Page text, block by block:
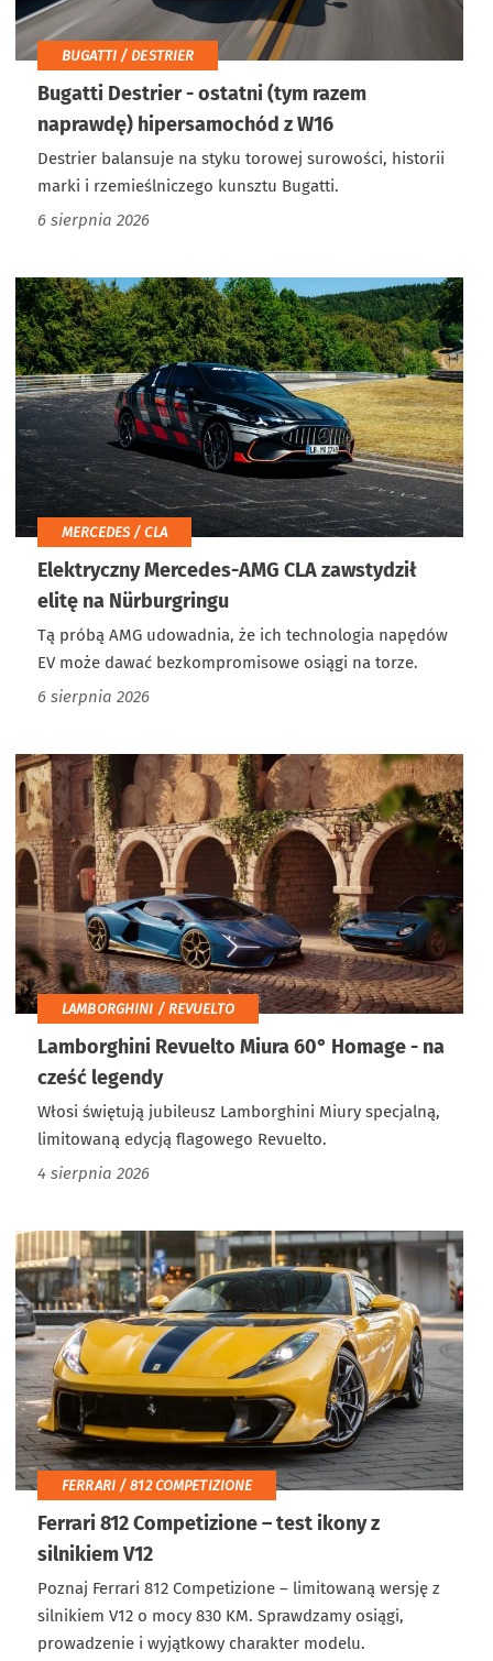
BUGATTI / DESTRIER
Bugatti Destrier - ostatni (tym razem
naprawdę) hipersamochód z W16
Destrier balansuje na styku torowej surowości, historii
marki i rzemieślniczego kunsztu Bugatti.
6 sierpnia 2026
MERCEDES / CLA
Elektryczny Mercedes-AMG CLA zawstydził
elitę na Nürburgringu
Tą próbą AMG udowadnia, że ich technologia napędów
EV może dawać bezkompromisowe osiągi na torze.
6 sierpnia 2026
LAMBORGHINI / REVUELTO
Lamborghini Revuelto Miura 60° Homage - na
cześć legendy
Włosi świętują jubileusz Lamborghini Miury specjalną,
limitowaną edycją flagowego Revuelto.
4 sierpnia 2026
FERRARI / 812 COMPETIZIONE
Ferrari 812 Competizione – test ikony z
silnikiem V12
Poznaj Ferrari 812 Competizione – limitowaną wersję z
silnikiem V12 o mocy 830 KM. Sprawdzamy osiągi,
prowadzenie i wyjątkowy charakter modelu.